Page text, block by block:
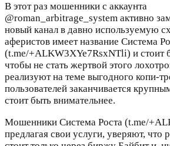
В этот раз мошенники с аккаунта
@roman_arbitrage_system активно
новый канал в давно используемую
аферистов имеет название Система
(t.me/+ALKW3XYe7RsxNTli) и стоит
чтобы не стать жертвой этого
реализуют на теме выгодного копи-
пользователей заканчивается
стоит быть внимательнее.
Мошенники Система Роста (t.me/
предлагая свои услуги, уверяют, что